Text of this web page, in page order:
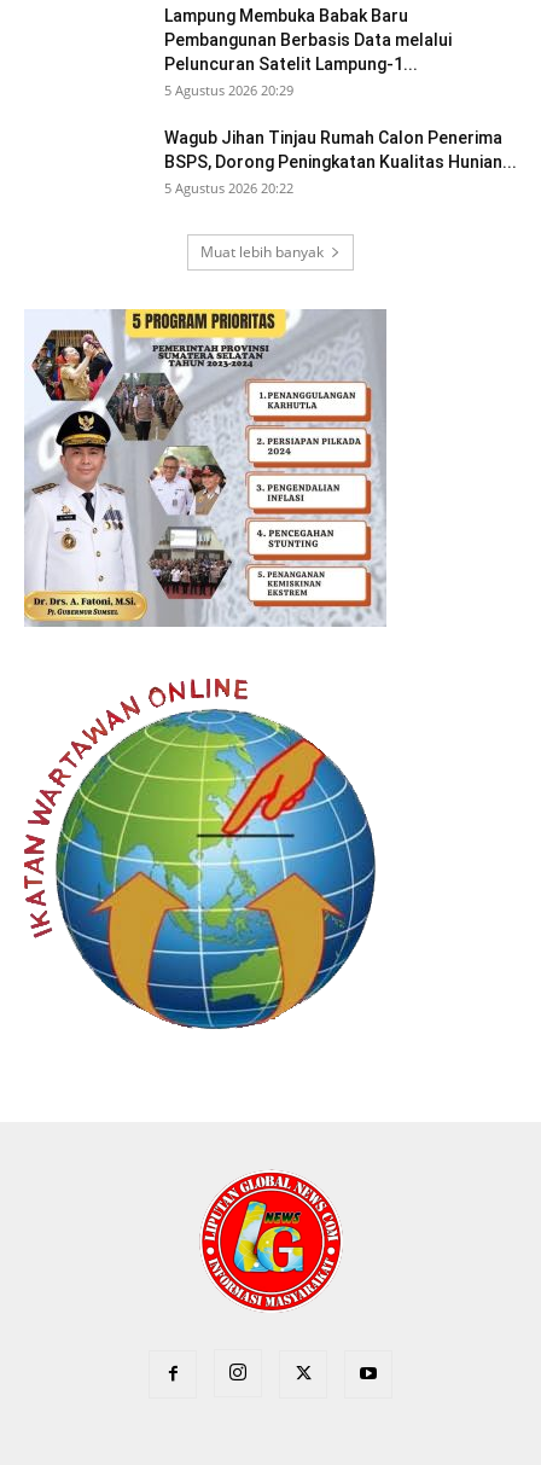
Lampung Membuka Babak Baru
Pembangunan Berbasis Data melalui
Peluncuran Satelit Lampung-1...
5 Agustus 2026 20:29
Wagub Jihan Tinjau Rumah Calon Penerima
BSPS, Dorong Peningkatan Kualitas Hunian...
5 Agustus 2026 20:22
Muat lebih banyak